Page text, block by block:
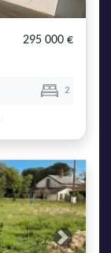
295 000 €
2
Next